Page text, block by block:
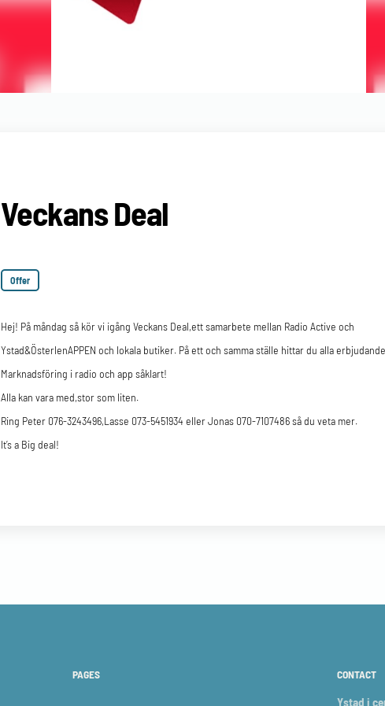
Veckans Deal
Offer
Hej! På måndag så kör vi igång Veckans Deal,ett samarbete mellan Radio Active och
Ystad&ÖsterlenAPPEN och lokala butiker. På ett och samma ställe hittar du alla
Marknadsföring i radio och app såklart!
Alla kan vara med,stor som liten.
Ring Peter 076-3243496,Lasse 073-5451934 eller Jonas 070-7107486 så du veta mer.
It’s a Big deal!
PAGES CONTACT
Ystad i